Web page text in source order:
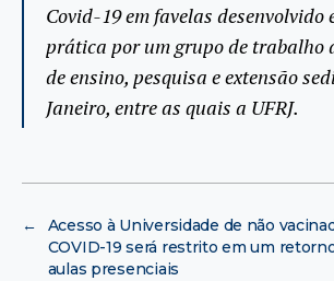
Covid-19 em favelas desenvolvido
prática por um grupo de trabalho
de ensino, pesquisa e extensão
Janeiro, entre as quais a UFRJ.
←
Acesso à Universidade de não
COVID-19 será restrito em um
aulas presenciais